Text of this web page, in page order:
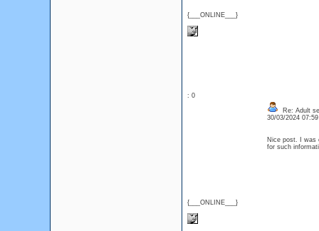
{___ONLINE___}
: 0
{___ONLINE___}
Re: Adult
30/03/2024
Nice post. I was
for such